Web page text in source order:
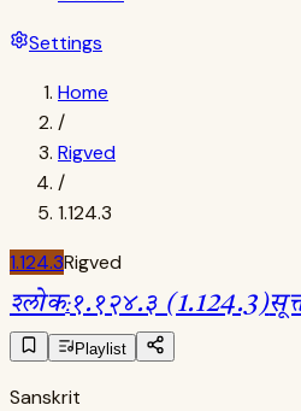
Settings
Home
/
Rigved
/
1.124.3
1.124.3Rigved
श्लोक:१.१२४.३ (1.124.3)
Playlist
Sanskrit